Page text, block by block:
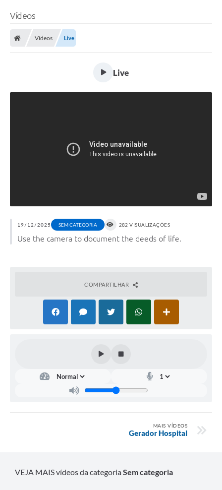
Vídeos
Vídeos Live
Live
19/12/2025 SEM CATEGORIA 282 VISUALIZAÇÕES
Use the camera to document the deeds of life.
COMPARTILHAR
MAIS VÍDEOS
Gerador Hospital
VEJA MAIS vídeos da categoriaSem categoria